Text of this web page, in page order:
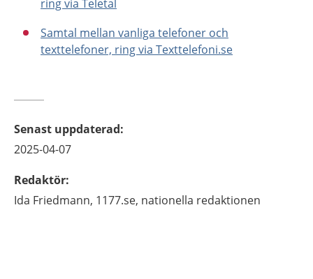
ring via Teletal
Samtal mellan vanliga telefoner och
texttelefoner, ring via Texttelefoni.se
Senast uppdaterad:
2025-04-07
Redaktör:
Ida Friedmann, 1177.se, nationella redaktionen